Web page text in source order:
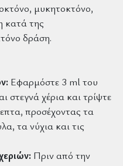
μυκητοκτόνο,
κατά της
δράση.
Εφαρμόστε 3 ml του
στεγνά χέρια και τρίψτε
προσέχοντας τα
τα νύχια και τις
Πριν από την